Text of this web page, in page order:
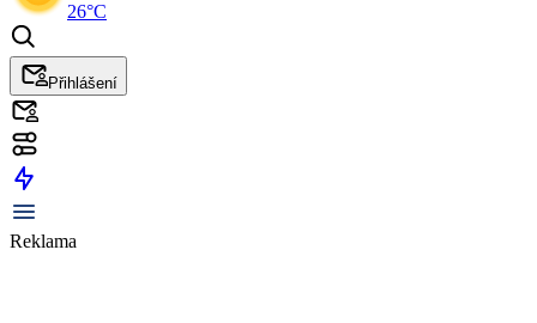
26°C
Přihlášení
Reklama